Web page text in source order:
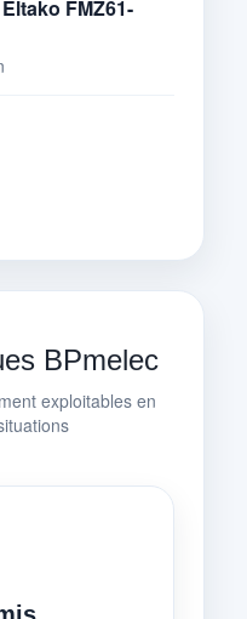
FMZ61-
BPmelec
exploitables en